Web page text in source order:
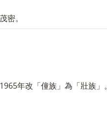
密。
年改「僮族」為「壯族」。